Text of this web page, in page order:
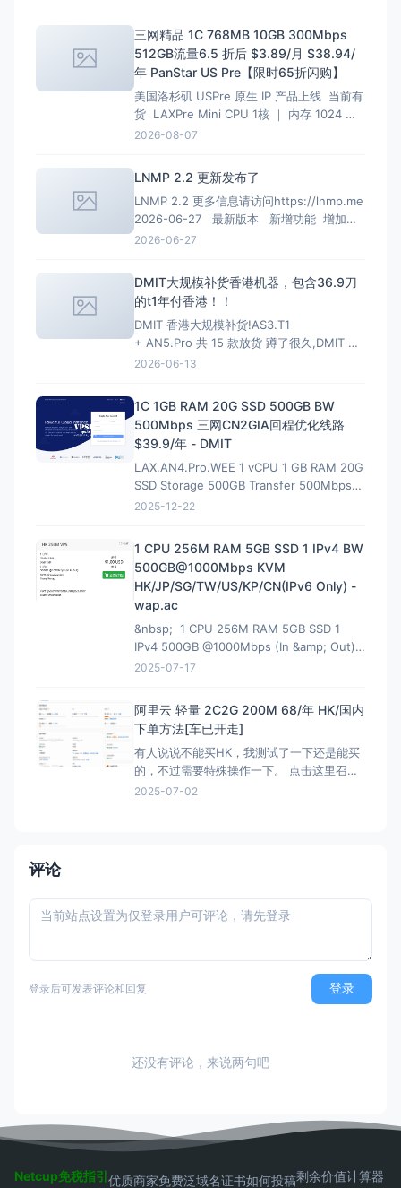
三网精品 1C 768MB 10GB 300Mbps
512GB流量6.5 折后 $3.89/月 $38.94/
年 PanStar US Pre【限时65折闪购】
美国洛杉矶 USPre 原生 IP 产品上线 当前有
货 LAXPre Mini CPU 1核 ｜ 内存 1024 M
硬盘 10 GB ｜ 带宽 500M 1024G/月 ｜ 超
2026-08-07
LNMP 2.2 更新发布了
LNMP 2.2 更多信息请访问https://lnmp.me
2026-06-27 最新版本 新增功能 增加
PHP 8.4、PHP 8.5安装、多PHP安装、升级
2026-06-27
DMIT大规模补货香港机器，包含36.9刀
的t1年付香港！！
DMIT 香港大规模补货!AS3.T1
+ AN5.Pro 共 15 款放货 蹲了很久,DMIT 香
港终于一次放出两条线,手快有手慢无(港区一
流量 · 入门 $6.9/月起
2026-06-13
1C 1GB RAM 20G SSD 500GB BW
500Mbps 三网CN2GIA回程优化线路
$39.9/年 - DMIT
LAX.AN4.Pro.WEE 1 vCPU 1 GB RAM 20G
SSD Storage 500GB Transfer 500Mbps
VirtIO Interface 1 IPv4 &amp; 1 IPv6 /64
2025-12-22
1 CPU 256M RAM 5GB SSD 1 IPv4 BW
500GB@1000Mbps KVM
HK/JP/SG/TW/US/KP/CN(IPv6 Only) -
wap.ac
&nbsp; 1 CPU 256M RAM 5GB SSD 1
IPv4 500GB @1000Mbps (In &amp; Out)
KVM Virtualization 立即购买 &nbsp; HK
2025-07-17
阿里云 轻量 2C2G 200M 68/年 HK/国内
下单方法[车已开走]
有人说说不能买HK，我测试了一下还是能买
的，不过需要特殊操作一下。 点击这里召唤
神龙，获取HK购买资格链接：注意有AFF，
2025-07-02
评论
登录后可发表评论和回复 登录
还没有评论，来说两句吧
Netcup免税指引优质商家免费泛域名证书如何投稿剩余价值计算器